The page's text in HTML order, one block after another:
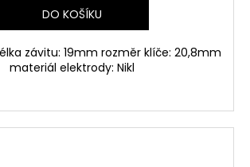
DO KOŠÍKU
závitu: 19mm rozměr klíče: 20,8mm
materiál elektrody: Nikl